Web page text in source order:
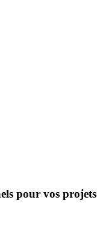
pour vos projets